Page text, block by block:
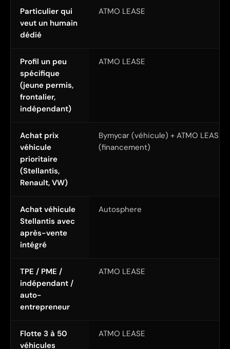
Particulier qui
veut un humain
dédié
ATMO LEASE
Profil un peu
spécifique
(jeune permis,
frontalier,
indépendant)
ATMO LEASE
Achat prix
véhicule
prioritaire
(Stellantis,
Renault, VW)
Bymycar (véhicule) + ATMO LEASE
(financement)
Achat véhicule
Stellantis avec
après-vente
intégré
Autosphere
TPE / PME /
indépendant /
auto-
entrepreneur
ATMO LEASE
Flotte 3 à 50
véhicules
ATMO LEASE